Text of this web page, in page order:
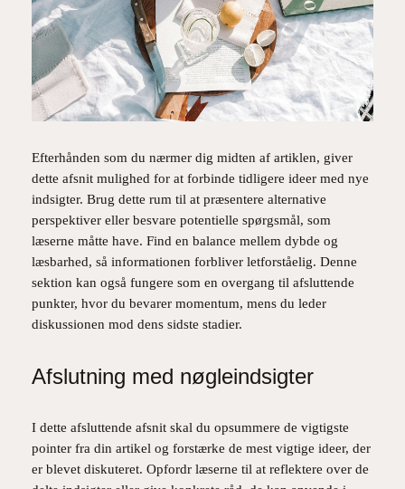
Efterhånden som du nærmer dig midten af artiklen, giver
dette afsnit mulighed for at forbinde tidligere ideer med nye
indsigter. Brug dette rum til at præsentere alternative
perspektiver eller besvare potentielle spørgsmål, som
læserne måtte have. Find en balance mellem dybde og
læsbarhed, så informationen forbliver letforståelig. Denne
sektion kan også fungere som en overgang til afsluttende
punkter, hvor du bevarer momentum, mens du leder
diskussionen mod dens sidste stadier.
Afslutning med nøgleindsigter
I dette afsluttende afsnit skal du opsummere de vigtigste
pointer fra din artikel og forstærke de mest vigtige ideer, der
er blevet diskuteret. Opfordr læserne til at reflektere over de